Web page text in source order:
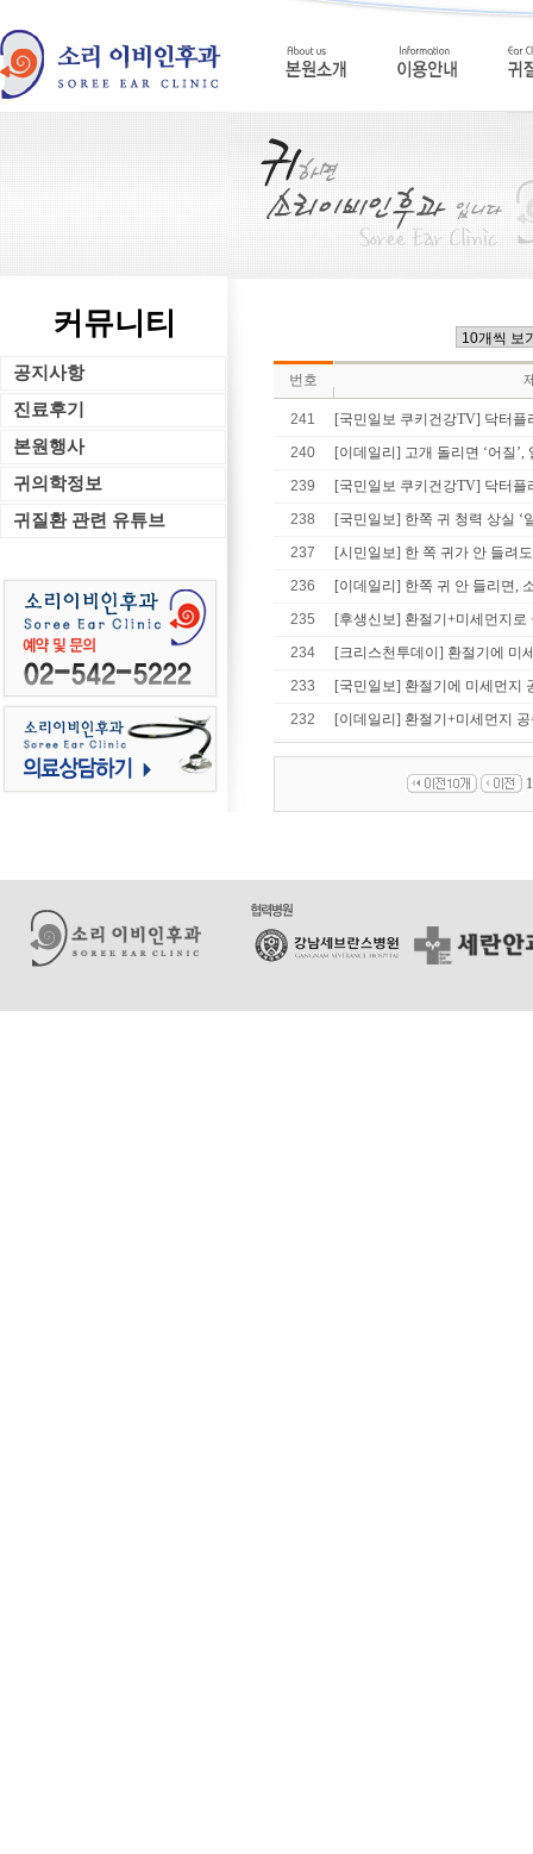
커뮤니티
공지사항
진료후기
본원행사
귀의학정보
귀질환 관련 유튜브
번호
241
[국민일보 쿠키건강TV] 닥터플
240
[이데일리] 고개 돌리면 ‘어질’,
239
[국민일보 쿠키건강TV] 닥터플
238
[국민일보] 한쪽 귀 청력 상실 ‘
237
[시민일보] 한 쪽 귀가 안 들려
236
[이데일리] 한쪽 귀 안 들리면,
235
[후생신보] 환절기+미세먼지로
234
[크리스천투데이] 환절기에 미
233
[국민일보] 환절기에 미세먼지
232
[이데일리] 환절기+미세먼지